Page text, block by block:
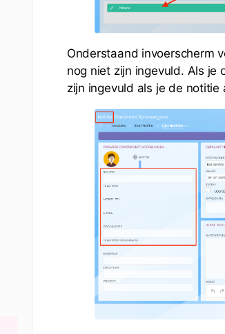
Onderstaand invoerscherm
nog niet zijn ingevuld. Als je
zijn ingevuld als je de notitie